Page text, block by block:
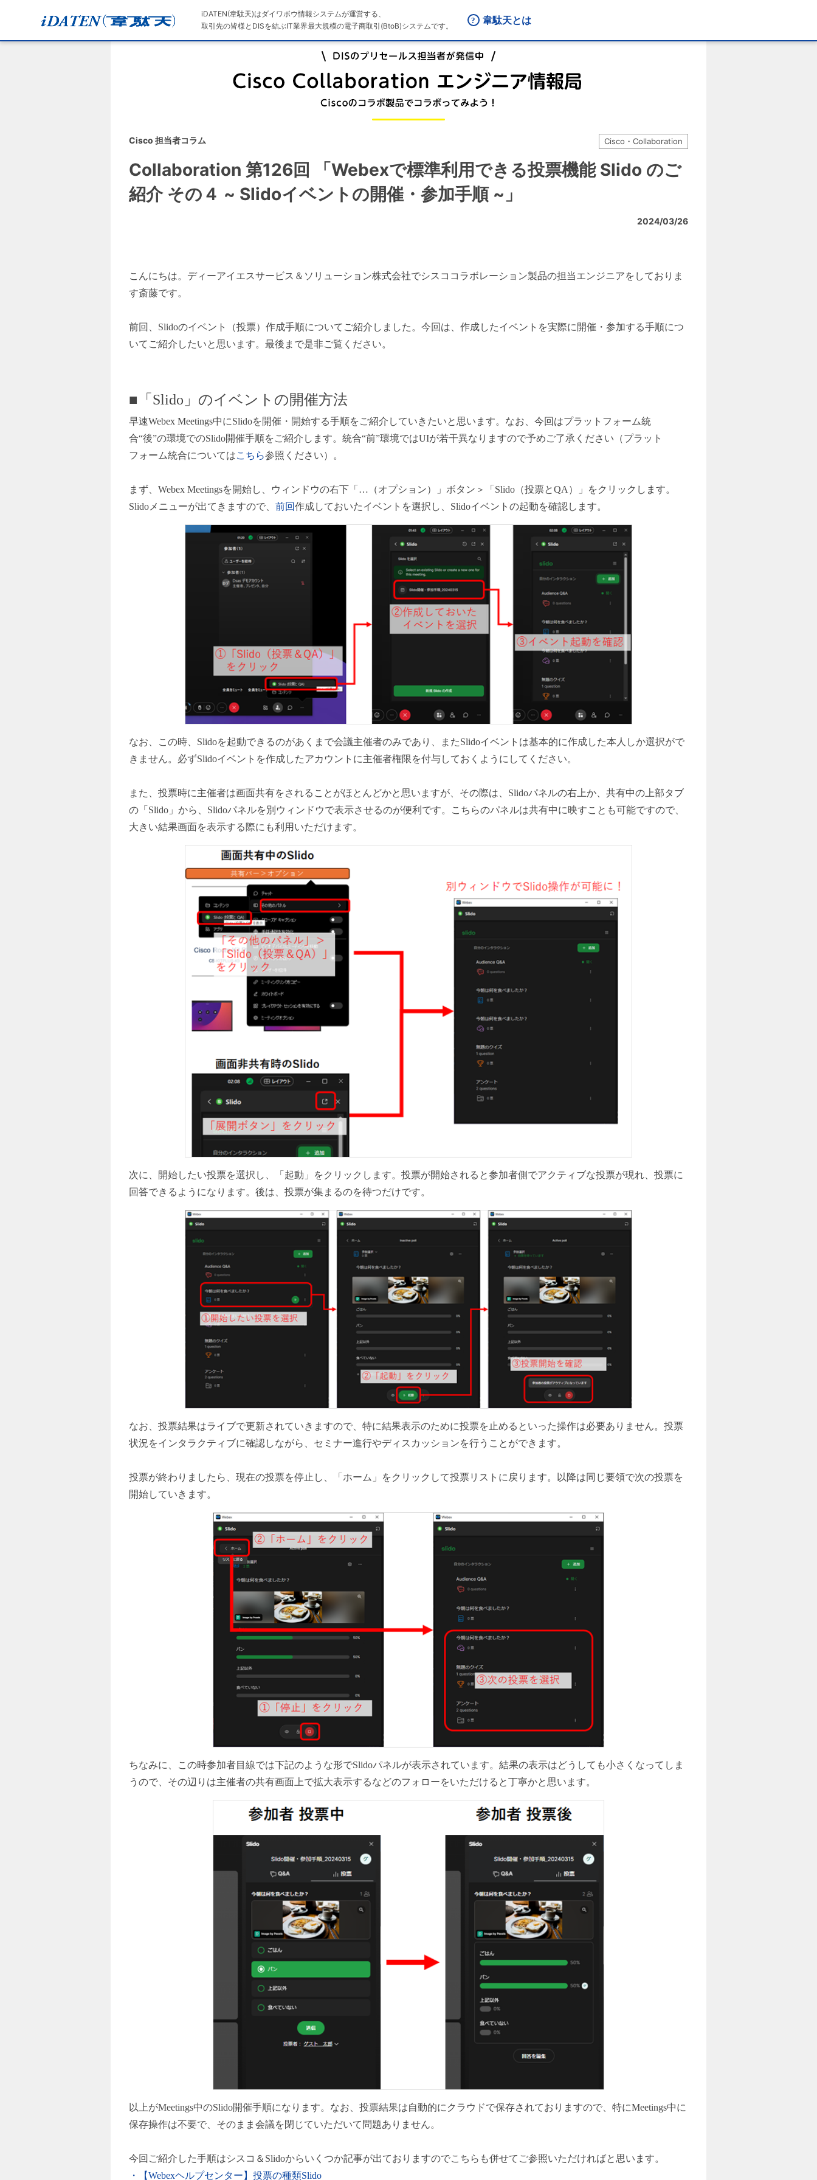
iDATEN(韋駄天)はダイワボウ情報システムが運営する、
取引先の皆様とDISを結ぶIT業界最大規模の電子商取引(BtoB)システムです。
韋駄天とは
Cisco 担当者コラム Cisco・Collaboration
Collaboration 第126回 「Webexで標準利用できる投票機能 Slido のご
紹介 その４ ~ Slidoイベントの開催・参加手順 ~」
2024/03/26
こんにちは。ディーアイエスサービス＆ソリューション株式会社でシスココラボレーション製品の担当エンジニアをしておりま
す斎藤です。
前回、Slidoのイベント（投票）作成手順についてご紹介しました。今回は、作成したイベントを実際に開催・参加する手順につ
いてご紹介したいと思います。最後まで是非ご覧ください。
■「Slido」のイベントの開催方法
早速Webex Meetings中にSlidoを開催・開始する手順をご紹介していきたいと思います。なお、今回はプラットフォーム統
合“後”の環境でのSlido開催手順をご紹介します。統合“前”環境ではUIが若干異なりますので予めご了承ください（プラット
フォーム統合についてはこちら参照ください）。
まず、Webex Meetingsを開始し、ウィンドウの右下「…（オプション）」ボタン＞「Slido（投票とQA）」をクリックします。
Slidoメニューが出てきますので、 前回作成しておいたイベントを選択し、Slidoイベントの起動を確認します。
なお、この時、Slidoを起動できるのがあくまで会議主催者のみであり、またSlidoイベントは基本的に作成した本人しか選択がで
きません。必ずSlidoイベントを作成したアカウントに主催者権限を付与しておくようにしてください。
また、投票時に主催者は画面共有をされることがほとんどかと思いますが、その際は、Slidoパネルの右上か、共有中の上部タブ
の「Slido」から、Slidoパネルを別ウィンドウで表示させるのが便利です。こちらのパネルは共有中に映すことも可能ですので、
大きい結果画面を表示する際にも利用いただけます。
次に、開始したい投票を選択し、「起動」をクリックします。投票が開始されると参加者側でアクティブな投票が現れ、投票に
回答できるようになります。後は、投票が集まるのを待つだけです。
なお、投票結果はライブで更新されていきますので、特に結果表示のために投票を止めるといった操作は必要ありません。投票
状況をインタラクティブに確認しながら、セミナー進行やディスカッションを行うことができます。
投票が終わりましたら、現在の投票を停止し、「ホーム」をクリックして投票リストに戻ります。以降は同じ要領で次の投票を
開始していきます。
ちなみに、この時参加者目線では下記のような形でSlidoパネルが表示されています。結果の表示はどうしても小さくなってしま
うので、その辺りは主催者の共有画面上で拡大表示するなどのフォローをいただけると丁寧かと思います。
以上がMeetings中のSlido開催手順になります。なお、投票結果は自動的にクラウドで保存されておりますので、特にMeetings中に
保存操作は不要で、そのまま会議を閉じていただいて問題ありません。
今回ご紹介した手順はシスコ＆Slidoからいくつか記事が出ておりますのでこちらも併せてご参照いただければと思います。
・【Webexヘルプセンター 】 投票の種類Slido